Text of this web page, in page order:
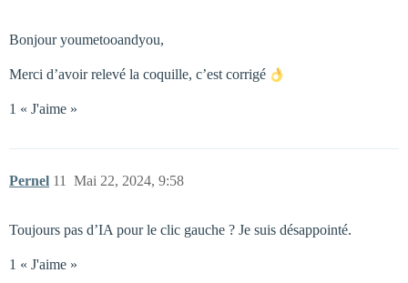
Bonjour youmetooandyou,
Merci d’avoir relevé la coquille, c’est corrigé
1 « J'aime »
Pernel Mai 22, 2024, 9:58
11
Toujours pas d’IA pour le clic gauche ? Je suis désappointé.
1 « J'aime »